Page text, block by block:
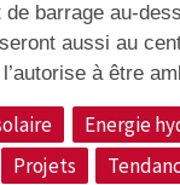
de barrage au-
aussi au
à être
Energie
Projets